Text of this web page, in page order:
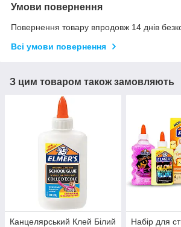
Умови повернення
Повернення товару впродовж 14 днів
Всі умови повернення
З цим товаром також замовляють
Канцелярський Клей Білий
Набір для